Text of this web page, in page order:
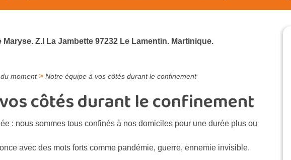
Maryse. Z.I La Jambette 97232 Le Lamentin. Martinique.
moment> Notre équipe à vos côtés durant le confinement
côtés durant le confinement
: nous sommes tous confinés à nos domiciles pour une durée plus ou
avec des mots forts comme pandémie, guerre, ennemie invisible.